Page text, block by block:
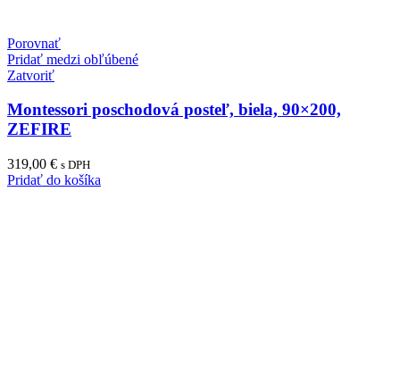
Porovnať
Pridať medzi obľúbené
Zatvoriť
Montessori poschodová posteľ, biela, 90×200,
ZEFIRE
319,00 € s DPH
Pridať do košíka